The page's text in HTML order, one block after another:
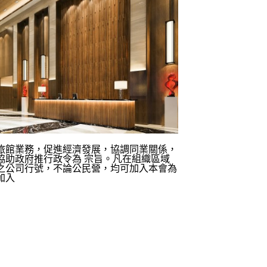
館業務，促進經濟發展，協調同業關係，
助政府推行政令為 宗旨。凡在組織區域
公司行號，不論公民營，均可加入本會為
入